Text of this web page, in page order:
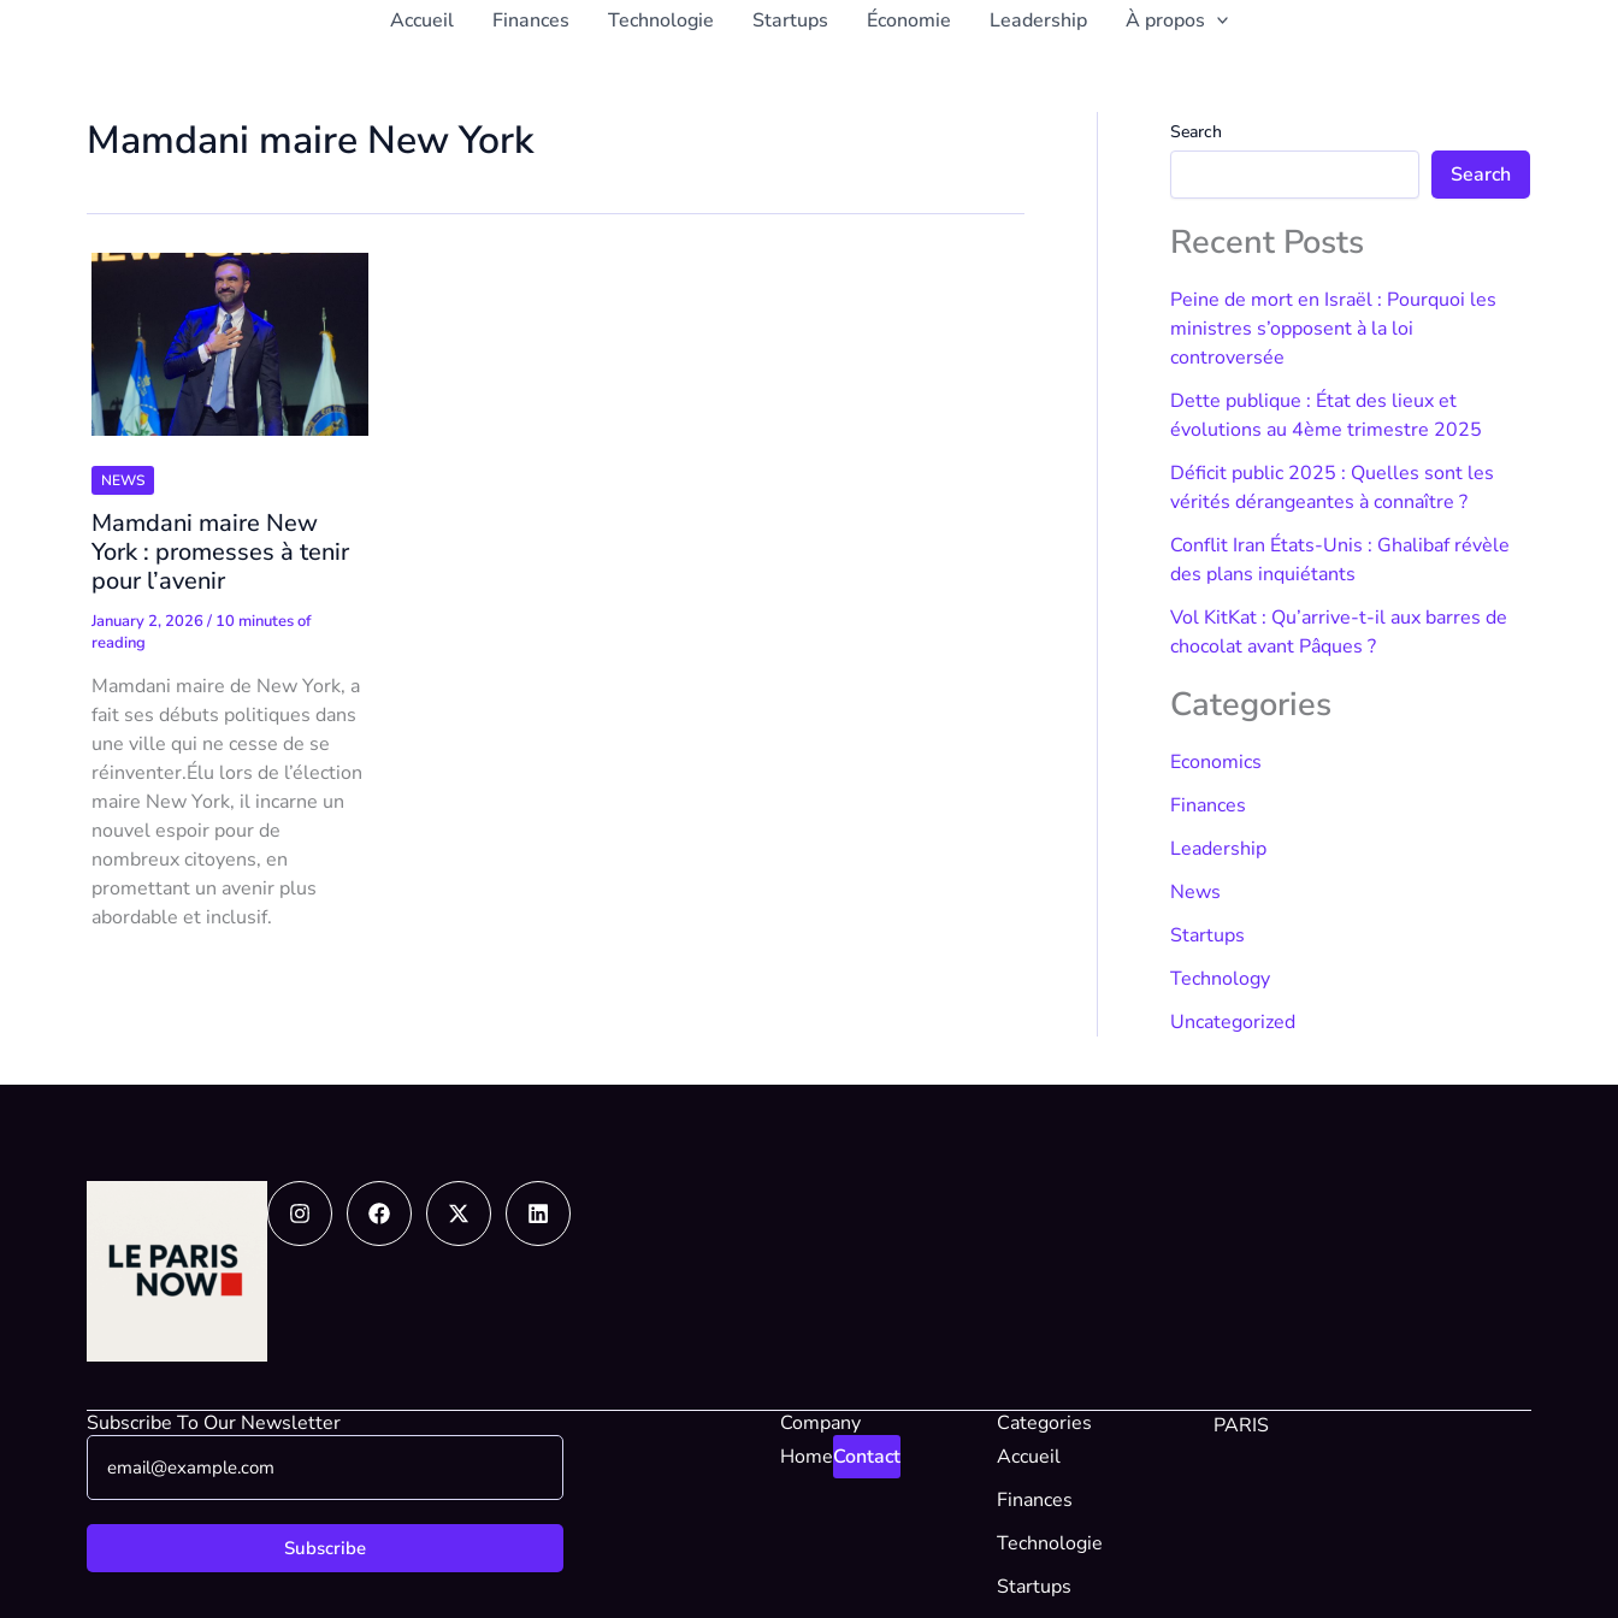
Accueil Finances Technologie Startups Économie Leadership À propos
Mamdani maire New York
NEWS
Mamdani maire New
York : promesses à tenir
pour l’avenir
January 2, 2026/ 10 minutes of
reading
Mamdani maire de New York, a
fait ses débuts politiques dans
une ville qui ne cesse de se
réinventer.Élu lors de l’élection
maire New York, il incarne un
nouvel espoir pour de
nombreux citoyens, en
promettant un avenir plus
abordable et inclusif.
Search
Search
Recent Posts
Peine de mort en Israël : Pourquoi les
ministres s’opposent à la loi
controversée
Dette publique : État des lieux et
évolutions au 4ème trimestre 2025
Déficit public 2025 : Quelles sont les
vérités dérangeantes à connaître ?
Conflit Iran États-Unis : Ghalibaf révèle
des plans inquiétants
Vol KitKat : Qu’arrive-t-il aux barres de
chocolat avant Pâques ?
Categories
Economics
Finances
Leadership
News
Startups
Technology
Uncategorized
InstagramFacebookX-
twitter
Linkedin
Subscribe To Our Newsletter
E
a
i
*
E
a
*
Subscribe
Company
HomeContact
Categories
Accueil
Finances
Technologie
Startups
PARIS